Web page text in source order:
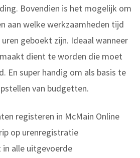
Bovendien is het mogelijk om
aan welke werkzaamheden tijd
geboekt zijn. Ideaal wanneer
dient te worden die moet
En super handig om als basis te
van budgetten.
registeren in McMain Online
op urenregistratie
alle uitgevoerde